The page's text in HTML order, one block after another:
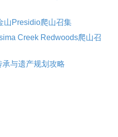
山Presidio爬山召集
Creek Redwoods爬山召
与遗产规划攻略